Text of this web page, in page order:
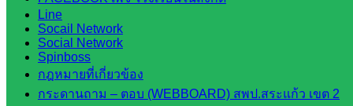
Line
Socail Network
Social Network
Spinboss
กฎหมายที่เกี่ยวข้อง
กระดานถาม – ตอบ (WEBBOARD) สพป.สระแก้ว เขต 2
สพฐ.
กรมบัญชี
กลาง
สำนักงาน